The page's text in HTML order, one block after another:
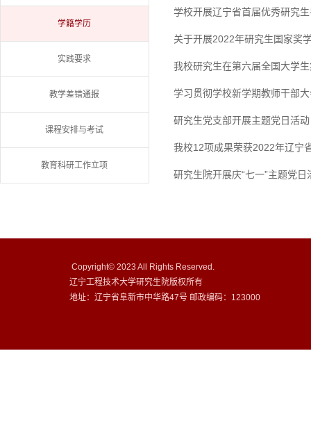
学籍学历
实践要求
教学差错通报
课程安排与考试
教育科研工作立项
学校开展辽宁省首届优秀研究
关于开展2022年研究生国家奖
我校研究生在第六届全国大学
学习贯彻学校新学期教师干部
研究生党支部开展主题党日活动
我校12项成果荣获2022年辽宁
研究生院开展庆“七一”主题党日
Copyright© 2023 All Rights Reserved.
辽宁工程技术大学研究生院版权所有
地址：辽宁省阜新市中华路47号 邮政编码：123000